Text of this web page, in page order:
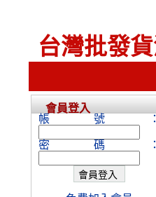
台灣批發
會員登入
帳號：
密碼：